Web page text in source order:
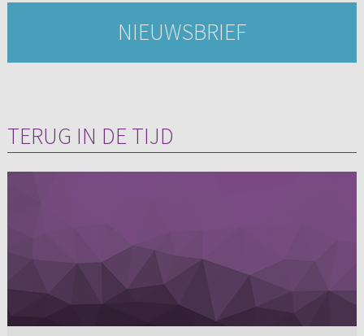
NIEUWSBRIEF
TERUG IN DE TIJD